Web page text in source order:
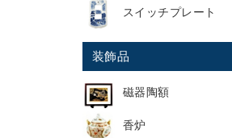
スイッチプレート
装飾品
磁器陶額
香炉